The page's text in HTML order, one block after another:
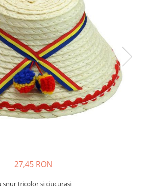
27,45 RON
snur tricolor si ciucurasi